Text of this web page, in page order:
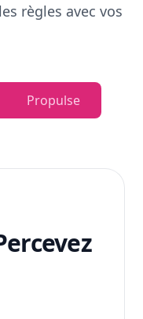
règles avec vos
Propulse